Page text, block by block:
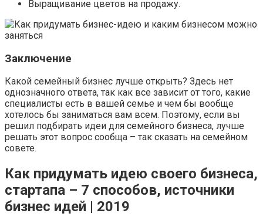
Выращивание цветов на продажу.
Заключение
Какой семейный бизнес лучше открыть? Здесь нет
однозначного ответа, так как все зависит от того, какие
специалисты есть в вашей семье и чем бы вообще
хотелось бы заниматься вам всем. Поэтому, если вы
решил подбирать идеи для семейного бизнеса, лучше
решать этот вопрос сообща – так сказать на семейном
совете.
Как придумать идею своего бизнеса,
стартапа – 7 способов, источники
бизнес идей | 2019